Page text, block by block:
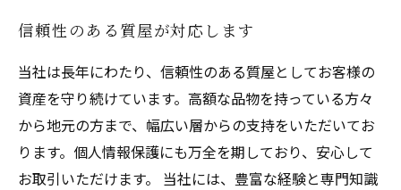
信頼性のある質屋が対応します
当社は長年にわたり、信頼性のある質屋としてお客様の
資産を守り続けています。高額な品物を持っている方々
から地元の方まで、幅広い層からの支持をいただいてお
ります。個人情報保護にも万全を期しており、安心して
お取引いただけます。 当社には、豊富な経験と専門知識